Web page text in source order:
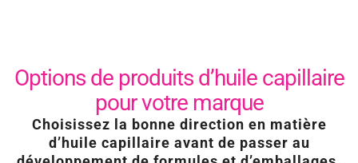
Options de produits d’huile capillaire
pour votre marque
Choisissez la bonne direction en matière
d’huile capillaire avant de passer au